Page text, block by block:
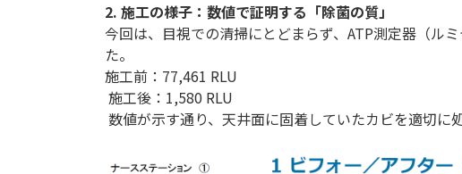
2. 施工の様子：数値で証明する「除菌の質」
今回は、目視での清掃にとどまらず、ATP測定器（ル
た。
施工前：77,461 RLU
施工後：1,580 RLU
数値が示す通り、天井面に固着していたカビを適切に